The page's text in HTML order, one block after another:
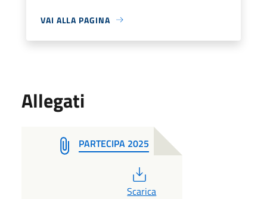
VAI ALLA PAGINA
Allegati
PARTECIPA 2025
Scarica